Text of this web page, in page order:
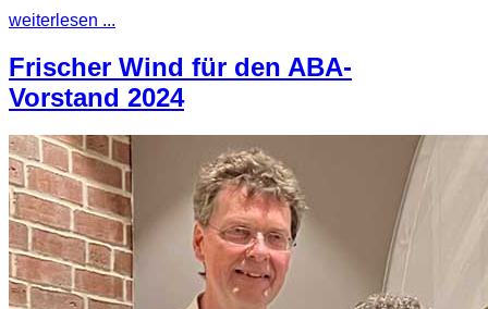
weiterlesen ...
Frischer Wind für den ABA-
Vorstand 2024